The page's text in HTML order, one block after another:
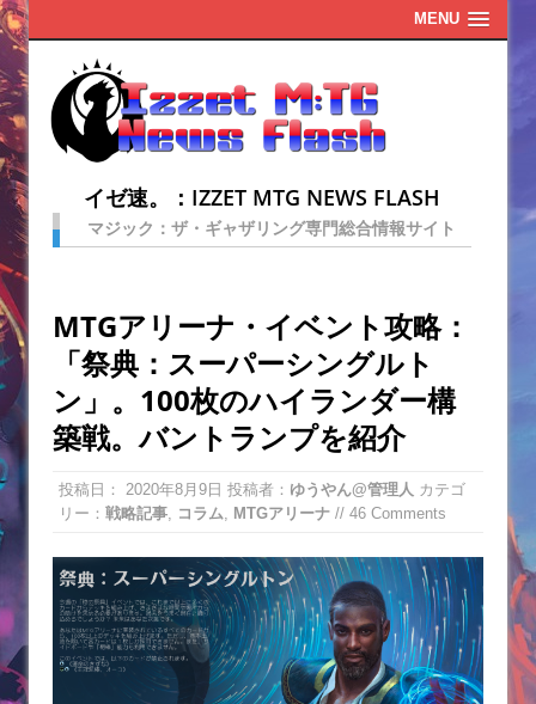
MENU
イゼ速。：IZZET MTG NEWS FLASH
マジック：ザ・ギャザリング専門総合情報サイト
MTGアリーナ・イベント攻略：
「祭典：スーパーシングルト
ン」。100枚のハイランダー構
築戦。バントランプを紹介
投稿日： 2020年8月9日 投稿者： ゆうやん@管理人 カテゴ
リー： 戦略記事 コラム MTGアリーナ // 46 Comments